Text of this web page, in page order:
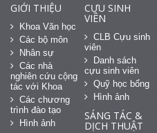
GIỚI THIỆU
Khoa Văn học
Các bộ môn
Nhân sự
Các nhà
nghiên cứu cộng
tác với Khoa
Các chương
trình đào tạo
Hình ảnh
CỰU SINH
VIÊN
CLB Cựu sinh
viên
Danh sách
cựu sinh viên
Quỹ học bổng
Hình ảnh
SÁNG TÁC &
DỊCH THUẬT